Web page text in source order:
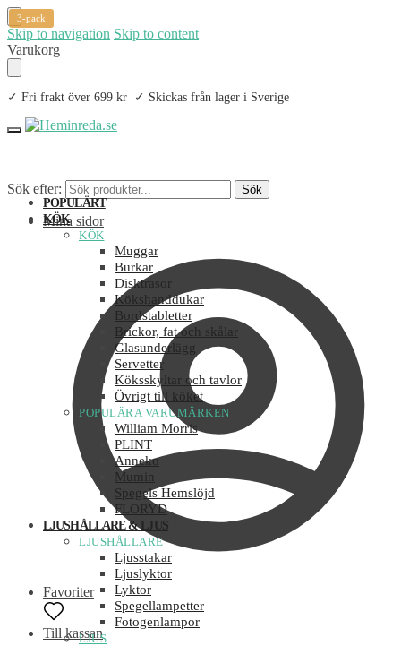
Skip to navigation Skip to content
Varukorg
✓ Fri frakt över 699 kr ✓ Skickas från lager i Sverige
Sök efter: Sök
Mina sidor
Favoriter
Till kassan
POPULÄRT
KÖK
KÖK
Muggar
Burkar
Disktrasor
Kökshanddukar
Bordstabletter
Brickor, fat och skålar
Glasunderlägg
Servetter
Köksskyltar och tavlor
Övrigt till köket
POPULÄRA VARUMÄRKEN
William Morris
PLINT
Anneko
Mumin
Spegels Hemslöjd
FLORYD
LJUSHÅLLARE & LJUS
LJUSHÅLLARE
Ljusstakar
Ljuslyktor
Lyktor
Spegellampetter
Fotogenlampor
LJUS
3-pack